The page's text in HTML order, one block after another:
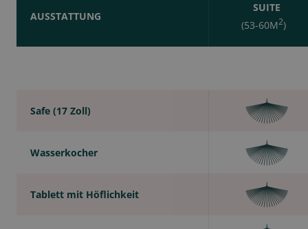
AUSSTATTUNG
SUITE
(53-60M2)
Safe (17 Zoll)
Wasserkocher
Tablett mit Höflichkeit